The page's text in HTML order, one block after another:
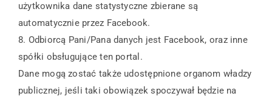
użytkownika dane statystyczne zbierane są
automatycznie przez Facebook.
8. Odbiorcą Pani/Pana danych jest Facebook, oraz inne
spółki obsługujące ten portal.
Dane mogą zostać także udostępnione organom władzy
publicznej, jeśli taki obowiązek spoczywał będzie na